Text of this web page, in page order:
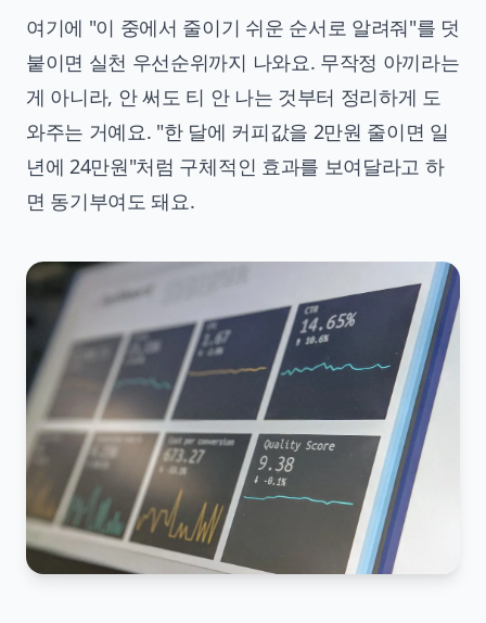
여기에 "이 중에서 줄이기 쉬운 순서로 알려줘"를 덧
붙이면 실천 우선순위까지 나와요. 무작정 아끼라는
게 아니라, 안 써도 티 안 나는 것부터 정리하게 도
와주는 거예요. "한 달에 커피값을 2만원 줄이면 일
년에 24만원"처럼 구체적인 효과를 보여달라고 하
면 동기부여도 돼요.